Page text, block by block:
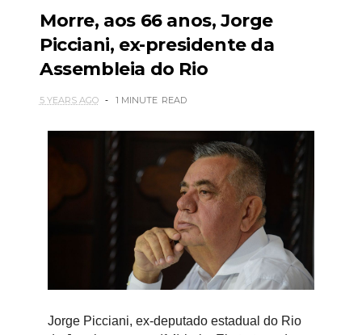
Morre, aos 66 anos, Jorge
Picciani, ex-presidente da
Assembleia do Rio
5 YEARS AGO 1 MINUTE READ
Jorge Picciani, ex-deputado estadual do Rio